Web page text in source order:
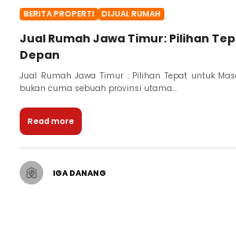
BERITA PROPERTI DIJUAL RUMAH
Jual Rumah Jawa Timur: Pilihan
Depan
Jual Rumah Jawa Timur : Pilihan Tepat untuk
bukan cuma sebuah provinsi utama...
Read more
IGA DANANG